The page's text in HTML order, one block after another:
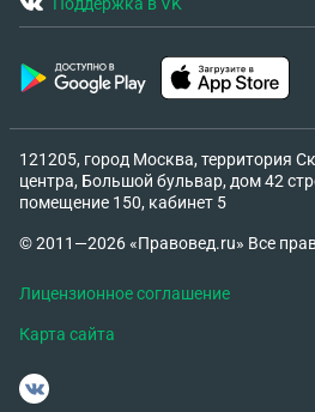
121205, город Москва, территория
центра, Большой бульвар, дом 42
помещение 150, кабинет 5
© 2011—2026 «Правовед.ru» Все
Лицензионное соглашение
Карта сайта